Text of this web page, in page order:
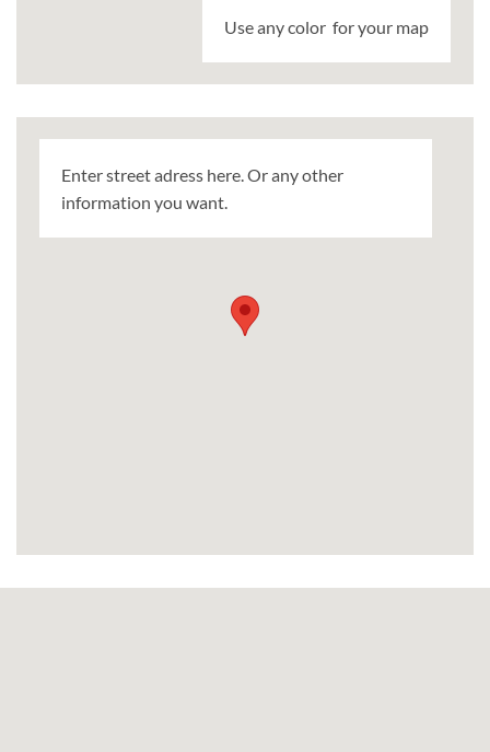
Use any color for your map
Enter street adress here. Or any other
information you want.